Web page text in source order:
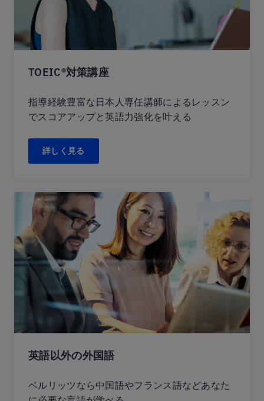
TOEIC®対策講座
指導経験豊富な日本人専任講師によるレッスン
でスコアアップと英語力強化を叶える
詳しく見る
英語以外の外国語
ベルリッツなら中国語やフランス語などあなた